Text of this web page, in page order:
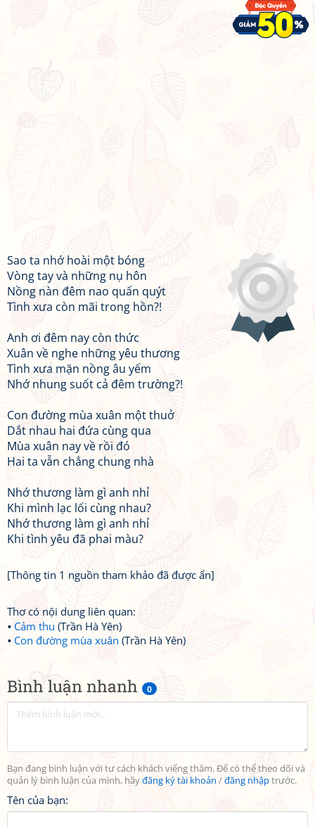
Bình luận nhanh 0
Bạn đang bình luận với tư cách khách viếng thăm. Để có thể theo dõi và
quản lý bình luận của mình, hãyđăng ký tài khoản /đăng nhậptrước.
Tên của bạn:
Sao ta nhớ hoài một bóng
Vòng tay và những nụ hôn
Nồng nàn đêm nao quấn quýt
Tình xưa còn mãi trong hồn?!
Anh ơi đêm nay còn thức
Xuân về nghe những yêu thương
Tình xưa mặn nồng âu yếm
Nhớ nhung suốt cả đêm trường?!
Con đường mùa xuân một thuở
Dắt nhau hai đứa cùng qua
Mùa xuân nay về rồi đó
Hai ta vẫn chẳng chung nhà
Nhớ thương làm gì anh nhỉ
Khi mình lạc lối cùng nhau?
Nhớ thương làm gì anh nhỉ
Khi tình yêu đã phai màu?
[Thông tin 1 nguồn tham khảo đã được ẩn]
Thơ có nội dung liên quan:
Cảm thu (Trần Hà Yên)
Con đường mùa xuân (Trần Hà Yên)